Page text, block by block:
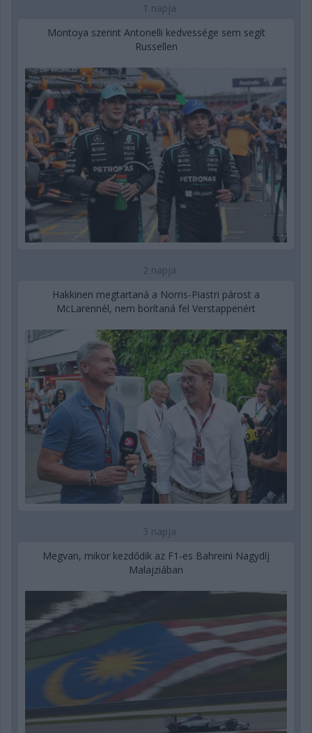
1 napja
Montoya szerint Antonelli kedvessége sem segít
Russellen
2 napja
Hakkinen megtartaná a Norris-Piastri párost a
McLarennél, nem borítaná fel Verstappenért
3 napja
Megvan, mikor kezdődik az F1-es Bahreini Nagydíj
Malajziában